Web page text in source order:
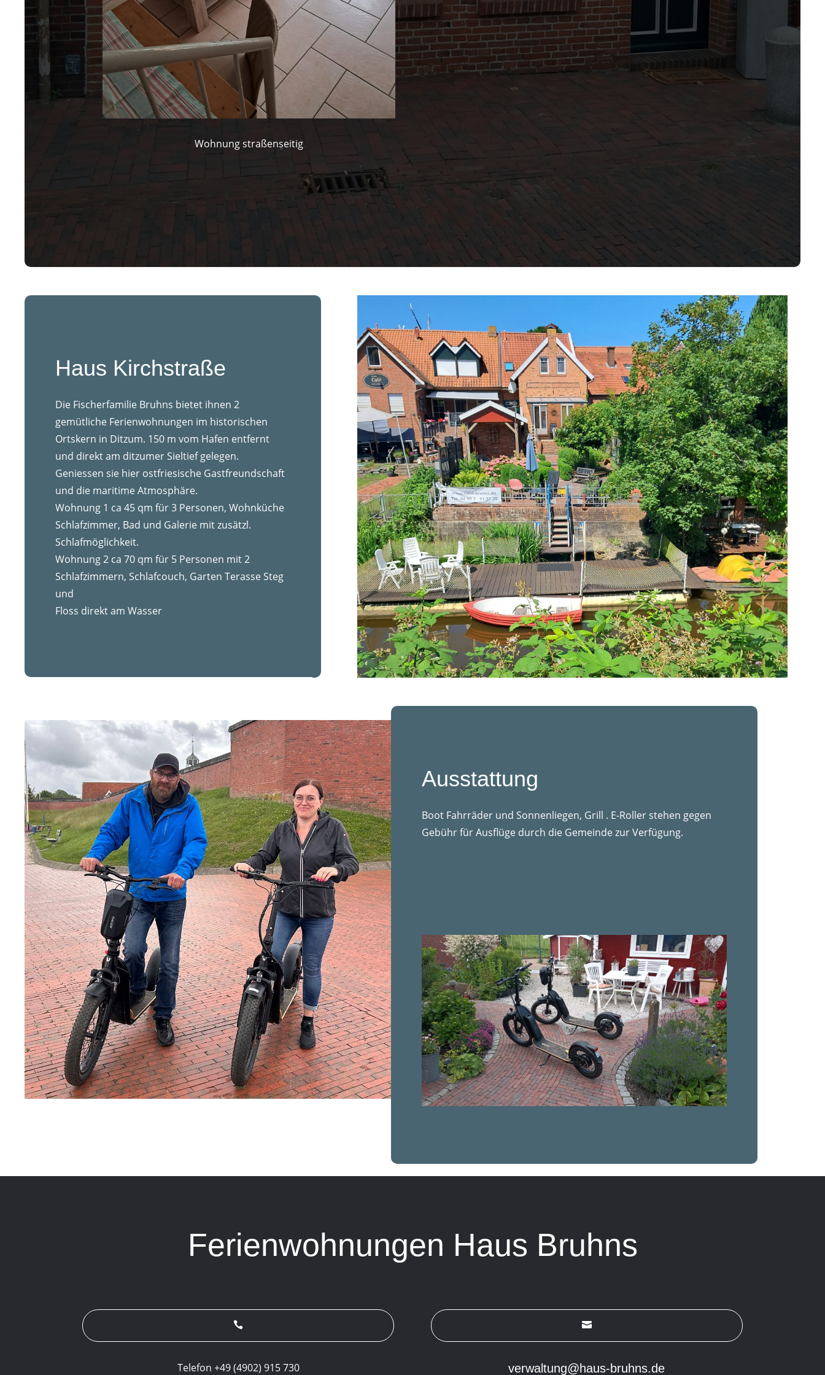
Wohnung straßenseitig
Haus Kirchstraße
Die Fischerfamilie Bruhns bietet ihnen 2
gemütliche Ferienwohnungen im historischen
Ortskern in Ditzum. 150 m vom Hafen entfernt
und direkt am ditzumer Sieltief gelegen.
Geniessen sie hier ostfriesische Gastfreundschaft
und die maritime Atmosphäre.
Wohnung 1 ca 45 qm für 3 Personen, Wohnküche
Schlafzimmer, Bad und Galerie mit zusätzl.
Schlafmöglichkeit.
Wohnung 2 ca 70 qm für 5 Personen mit 2
Schlafzimmern, Schlafcouch, Garten Terasse Steg
und
Floss direkt am Wasser
Ausstattung
Boot Fahrräder und Sonnenliegen, Grill . E-Roller stehen gegen
Gebühr für Ausflüge durch die Gemeinde zur Verfügung.
Ferienwohnungen Haus Bruhns

Telefon +49 (4902) 915 730

verwaltung@haus-bruhns.de